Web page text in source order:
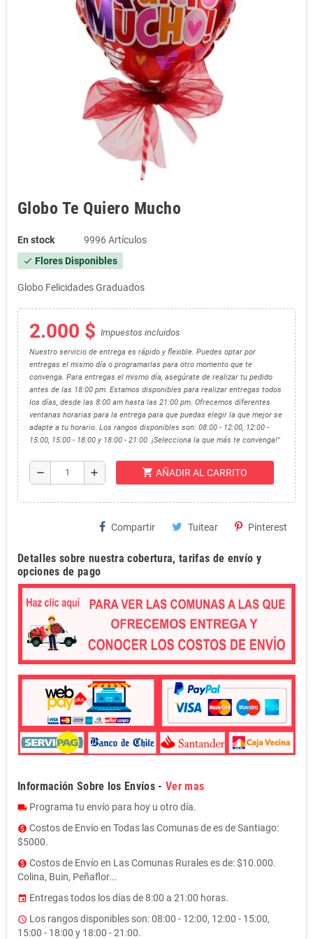
Globo Te Quiero Mucho
En stock 9996 Artículos
check Flores Disponibles
Globo Felicidades Graduados
2.000 $ Impuestos incluidos
Nuestro servicio de entrega es rápido y flexible. Puedes optar por
entregas el mismo día o programarlas para otro momento que te
convenga. Para entregas el mismo día, asegúrate de realizar tu pedido
antes de las 18:00 pm. Estamos disponibles para realizar entregas todos
los días, desde las 8:00 am hasta las 21:00 pm. Ofrecemos diferentes
ventanas horarias para la entrega para que puedas elegir la que mejor se
adapte a tu horario. Los rangos disponibles son: 08:00 - 12:00, 12:00 -
15:00, 15:00 - 18:00 y 18:00 - 21:00. ¡Selecciona la que más te convenga!"
remove add shopping_cart AÑADIR AL CARRITO
Compartir Tuitear Pinterest
Detalles sobre nuestra cobertura, tarifas de envío y
opciones de pago
Información Sobre los Envíos -Ver mas
local_shipping Programa tu envío para hoy u otro día.
monetization_on Costos de Envío en Todas las Comunas de es de Santiago:
$5000.
monetization_on Costos de Envío en Las Comunas Rurales es de: $10.000.
Colina, Buin, Peñaflor...
event Entregas todos los días de 8:00 a 21:00 horas.
access_time Los rangos disponibles son: 08:00 - 12:00, 12:00 - 15:00,
15:00 - 18:00 y 18:00 - 21:00.